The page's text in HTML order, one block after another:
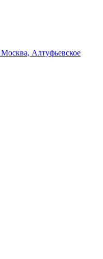
Москва, Алтуфьевское